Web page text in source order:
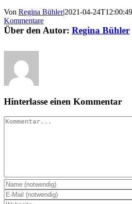
Von Regina Bühler|2021-04-
Kommentare
Über den Autor: Regina Bühler
Hinterlasse einen Kommentar
Kommentar